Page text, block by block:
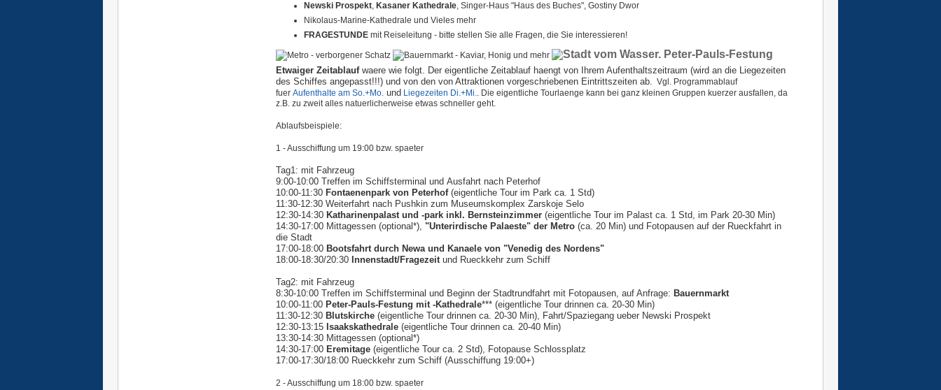
Newski Prospekt, Kasaner Kathedrale, Singer-Haus "Haus des Buches", Gostiny Dwor
Nikolaus-Marine-Kathedrale und Vieles mehr
FRAGESTUNDE mit Reiseleitung - bitte stellen Sie alle Fragen, die Sie interessieren!
Etwaiger Zeitablaufwaere wie folgt. Der eigentliche Zeitablauf haengt von Ihrem Aufenthaltszeitraum (wird an die Liegezeiten
des Schiffes angepasst!!!) und von den von Attraktionen vorgeschriebenen Eintrittszeiten ab. Vgl. Programmablauf
fuer Aufenthalte am So.+Mo. und Liegezeiten Di.+Mi.. Die eigentliche Tourlaenge kann bei ganz kleinen Gruppen kuerzer ausfallen, da
z.B. zu zweit alles natuerlicherweise etwas schneller geht.
Ablaufsbeispiele:
1 - Ausschiffung um 19:00 bzw. spaeter
Tag1: mit Fahrzeug
9:00-10:00 Treffen im Schiffsterminal und Ausfahrt nach Peterhof
10:00-11:30 Fontaenenpark von Peterhof (eigentliche Tour im Park ca. 1 Std)
11:30-12:30 Weiterfahrt nach Pushkin zum Museumskomplex Zarskoje Selo
12:30-14:30 Katharinenpalast und -park inkl. Bernsteinzimmer (eigentliche Tour im Palast ca. 1 Std, im Park 20-30 Min)
14:30-17:00 Mittagessen (optional*), "Unterirdische Palaeste" der Metro (ca. 20 Min) und Fotopausen auf der Rueckfahrt in
die Stadt
17:00-18:00 Bootsfahrt durch Newa und Kanaele von "Venedig des Nordens"
18:00-18:30/20:30 Innenstadt/Fragezeitund Rueckkehr zum Schiff
Tag2: mit Fahrzeug
8:30-10:00 Treffen im Schiffsterminal und Beginn der Stadtrundfahrt mit Fotopausen, auf Anfrage: Bauernmarkt
10:00-11:00 Peter-Pauls-Festung mit -Kathedrale*** (eigentliche Tour drinnen ca. 20-30 Min)
11:30-12:30 Blutskirche (eigentliche Tour drinnen ca. 20-30 Min), Fahrt/Spaziegang ueber Newski Prospekt
12:30-13:15 Isaakskathedrale (eigentliche Tour drinnen ca. 20-40 Min)
13:30-14:30 Mittagessen (optional*)
14:30-17:00 Eremitage (eigentliche Tour ca. 2 Std), Fotopause Schlossplatz
17:00-17:30/18:00 Rueckkehr zum Schiff (Ausschiffung 19:00+)
2 - Ausschiffung um 18:00 bzw. spaeter